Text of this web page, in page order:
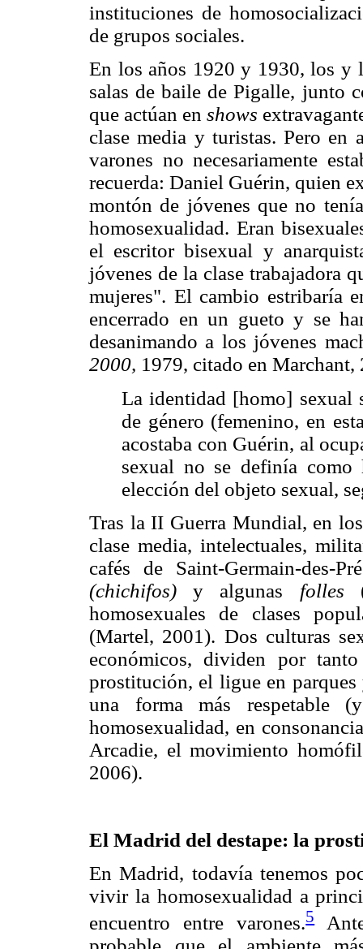
instituciones de
de grupos sociales.
En los años 1920 y 1930, los y
salas de baile de Pigalle, junto
que actúan enshows
clase media y turistas. Pero en
varones no necesariamente
recuerda: Daniel Guérin, quien
montón de jóvenes que no
homosexualidad. Eran
el escritor bisexual y
jóvenes de la clase trabajadora
mujeres". El cambio estribaría
encerrado en un gueto y se
desanimando a los jóvenes
2000, 1979, citado en
La identidad [homo] sexual
de género (femenino, en
acostaba con Guérin, al
sexual no se definía
elección del objeto sexual,
Tras la II Guerra Mundial, en
clase media, intelectuales,
cafés de Saint-Germain-des-
(chichifos) y algunas folles
homosexuales de clases
(Martel, 2001). Dos culturas
económicos, dividen por
prostitución, el ligue en
una forma más respetable
homosexualidad, en
Arcadie, el movimiento
2006).
El Madrid del destape: la
En Madrid, todavía tenemos
vivir la homosexualidad a
encuentro entre varones.5